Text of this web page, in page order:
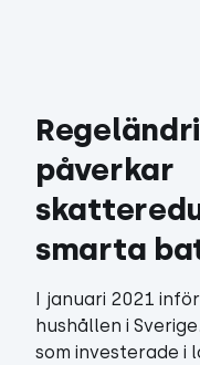
påverkar
smarta
I januari 2021
hushållen i
som investerade i